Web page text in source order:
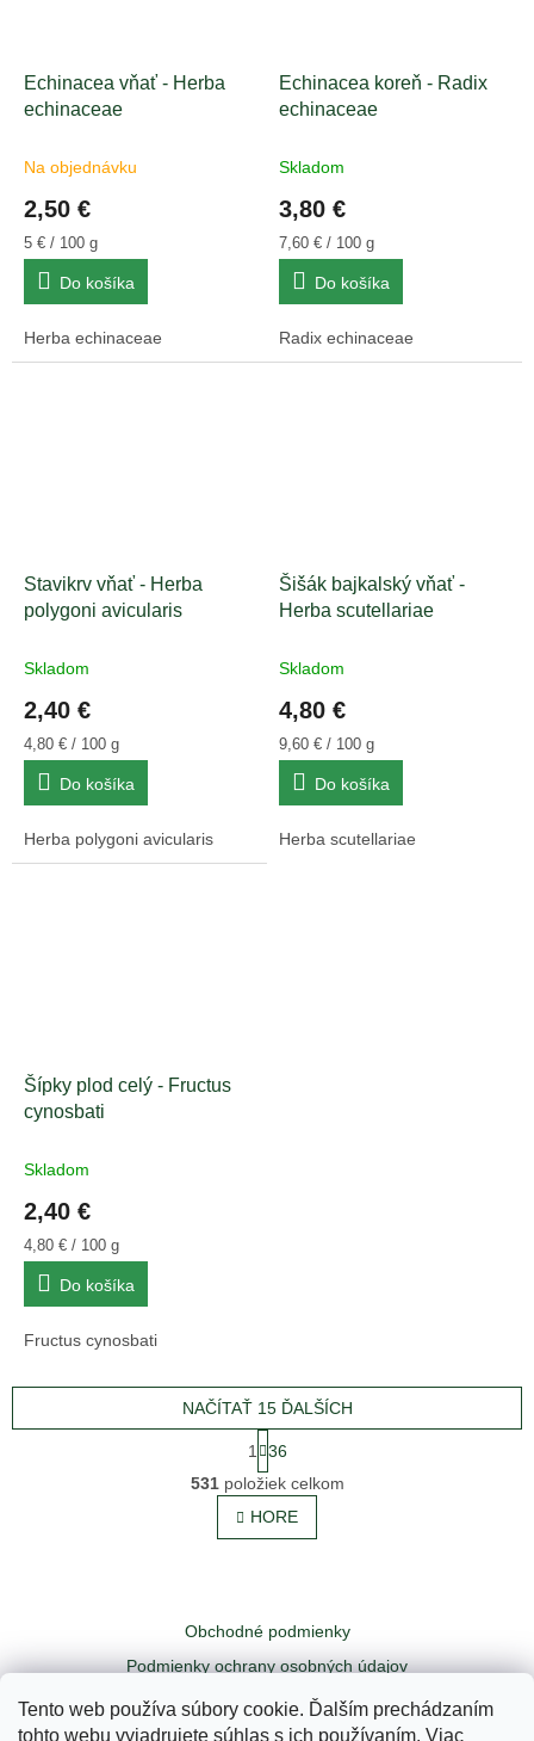
Tento web používa súbory cookie. Ďalším prechádzaním
tohto webu vyjadrujete súhlas s ich používaním. Viac
Echinacea vňať - Herba
echinaceae
Na objednávku
2,50 €
Jednotková
cena:
5 € / 100 g
Do košíka
Herba echinaceae
Echinacea koreň - Radix
echinaceae
Skladom
3,80 €
Jednotková
cena:
7,60 € / 100 g
Do košíka
Radix echinaceae
Stavikrv vňať - Herba
polygoni avicularis
Skladom
2,40 €
Jednotková
cena:
4,80 € / 100 g
Do košíka
Herba polygoni avicularis
Šišák bajkalský vňať -
Herba scutellariae
Skladom
4,80 €
Jednotková
cena:
9,60 € / 100 g
Do košíka
Herba scutellariae
Šípky plod celý - Fructus
cynosbati
Skladom
2,40 €
Jednotková
cena:
4,80 € / 100 g
Do košíka
Fructus cynosbati
O
v
l
á
i
p
v
NAČÍTAŤ 15 ĎALŠÍCH
t
r
á
n
k
i
e
1
36
531položiek celkom
HORE
ä
Obchodné podmienky
Podmienky ochrany osobných údajov
Odstúpiť od zmluvy tu
Kontakty